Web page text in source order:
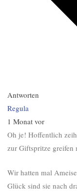
Antworten
Regula
1 Monat vor
Oh je! Hoffentlich
zur Giftspritze greifen
Wir hatten mal
Glück sind sie nach